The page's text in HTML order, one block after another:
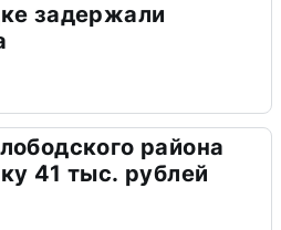
задержали
района
41 тыс. рублей